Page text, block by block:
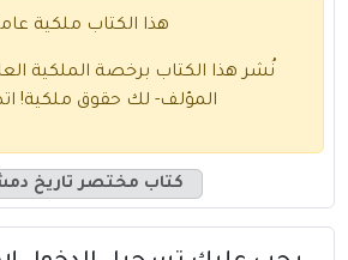
هذا الكتاب ملكية
نُشر هذا الكتاب برخصة الملكية
المؤلف- لك حقوق ملكية!
كتاب مختصر تاريخ